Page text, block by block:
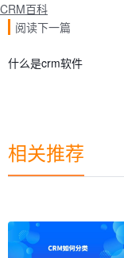
CRM百科
阅读下一篇
什么是crm软件
相关推荐